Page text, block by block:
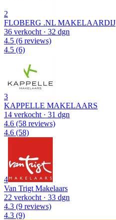
2
FLOBERG .NL MAKELAARDIJ
36 verkocht · 32 dgn
4.5 (6 reviews)
4.5 (6)
3
KAPPELLE MAKELAARS
14 verkocht · 31 dgn
4.6 (58 reviews)
4.6 (58)
4
Van Trigt Makelaars
22 verkocht · 33 dgn
4.3 (9 reviews)
4.3 (9)